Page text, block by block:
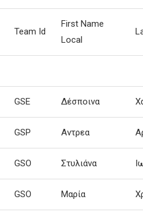
Team Id
First Name
Local
GSE Δέσποινα
GSP Αντρεα
GSO Στυλιάνα
GSO Μαρία